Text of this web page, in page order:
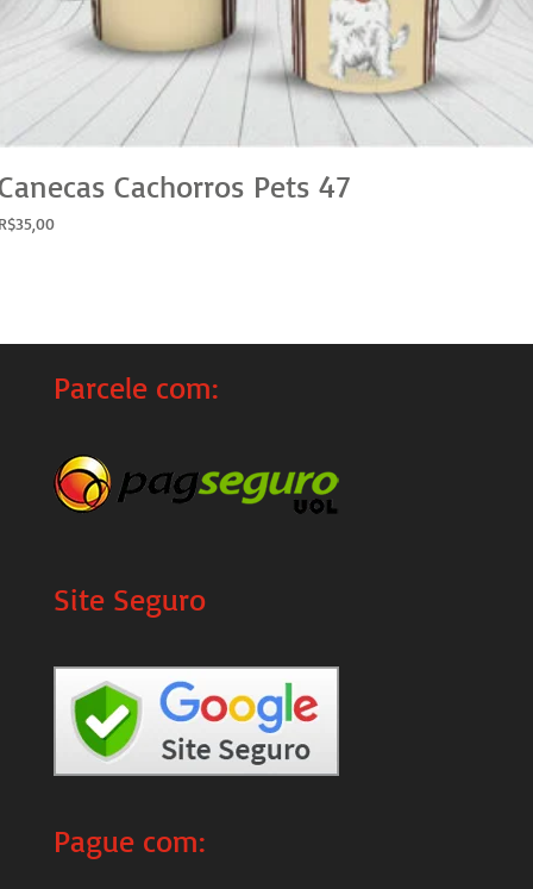
Cachorros Pets 47
35,00
Parcele com:
Site Seguro
Pague com: